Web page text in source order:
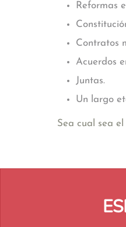
Reformas
Contratos
Acuerdos
Juntas.
Un largo
Sea cual sea